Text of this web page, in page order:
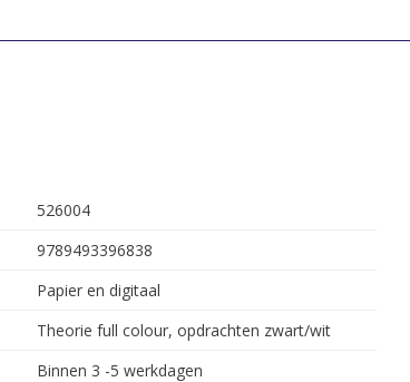
526004
9789493396838
Papier en digitaal
Theorie full colour, opdrachten zwart/wit
Binnen 3 -5 werkdagen